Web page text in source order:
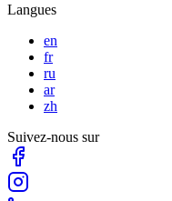
Langues
en
fr
ru
ar
zh
Suivez-nous sur